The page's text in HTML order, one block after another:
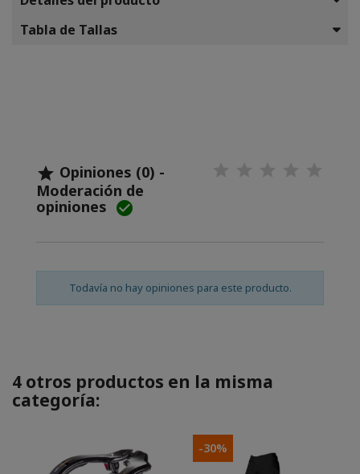
Tabla de Tallas
 Opiniones (0) -
Moderación de
opiniones 
Todavía no hay opiniones para este producto.
4 otros productos en la misma
categoría:
-30%